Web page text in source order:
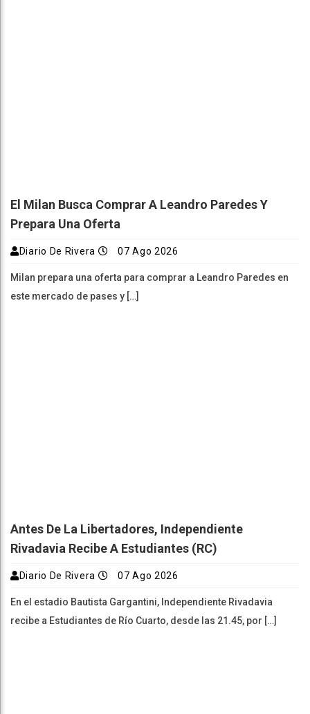
El Milan Busca Comprar A Leandro Paredes Y
Prepara Una Oferta
Diario De Rivera 07 Ago 2026
Milan prepara una oferta para comprar a Leandro Paredes en
este mercado de pases y […]
Antes De La Libertadores, Independiente
Rivadavia Recibe A Estudiantes (RC)
Diario De Rivera 07 Ago 2026
En el estadio Bautista Gargantini, Independiente Rivadavia
recibe a Estudiantes de Río Cuarto, desde las 21.45, por […]